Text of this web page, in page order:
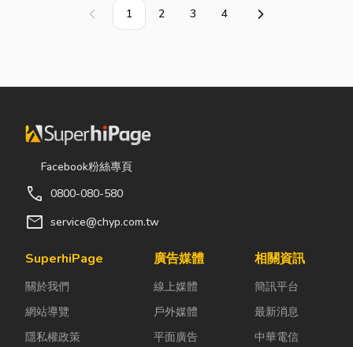
專業維修，鴻興擁有技藝超群的
上一頁 1 2 3 4 下一頁
Facebook粉絲專頁
call 0800-080-580
mail service@chyp.com.tw
SuperhiPage
關於我們
網站導覽
隱私權政策
廣告媒體
線上媒體
戶外媒體
平面廣告
相關資訊
簡訊平台
最新消息
中華電信